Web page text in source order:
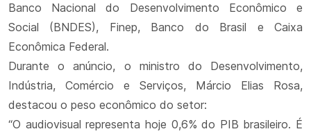
Banco Nacional do Desenvolvimento Econômico e
Social (BNDES), Finep, Banco do Brasil e Caixa
Econômica Federal.
Durante o anúncio, o ministro do Desenvolvimento,
Indústria, Comércio e Serviços, Márcio Elias Rosa,
destacou o peso econômico do setor:
“O audiovisual representa hoje 0,6% do PIB brasileiro. É